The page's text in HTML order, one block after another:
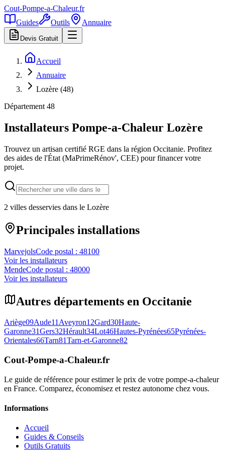
Cout-Pompe-a-Chaleur.fr
Guides
Outils Annuaire
Devis Gratuit
Accueil
Annuaire
Lozère (48)
Département 48
Installateurs Pompe-a-Chaleur Lozère
Trouvez un artisan certifié RGE dans la région Occitanie. Profitez
des aides de l'État (MaPrimeRénov', CEE) pour financer votre
projet.
2 villes desservies dans le Lozère
Principales installations
MarvejolsCode postal : 48100
Voir les installateurs
MendeCode postal : 48000
Voir les installateurs
Autres départements en Occitanie
Ariège09Aude11Aveyron12Gard30Haute-
Garonne31Gers32Hérault34Lot46Hautes-Pyrénées65Pyrénées-
Orientales66Tarn81Tarn-et-Garonne82
Cout-Pompe-a-Chaleur.fr
Le guide de référence pour estimer le prix de votre pompe-a-chaleur
en France. Comparez, économisez et restez autonome chez vous.
Informations
Accueil
Guides & Conseils
Outils Gratuits